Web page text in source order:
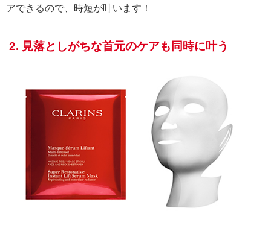
アできるので、時短が叶います！
2. 見落としがちな首元のケアも同時に叶う